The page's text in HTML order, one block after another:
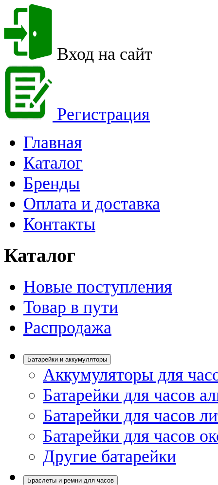
Вход на сайт
Регистрация
Главная
Каталог
Бренды
Оплата и доставка
Контакты
Каталог
Новые поступления
Товар в пути
Распродажа
Батарейки и аккумуляторы
Аккумуляторы для
Батарейки для часов
Батарейки для часов
Батарейки для часов
Другие батарейки
Браслеты и ремни для часов